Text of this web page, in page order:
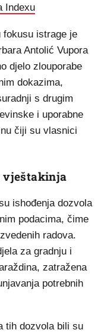
Indexu
fokusu istrage je
Antolić Vupora
djelo zlouporabe
dokazima,
s drugim
i uporabne
čiji su vlasnici
vještakinja
ishođenja dozvola
podacima, čime
radova.
za gradnju i
zatražena
potrebnih
tih dozvola bili su